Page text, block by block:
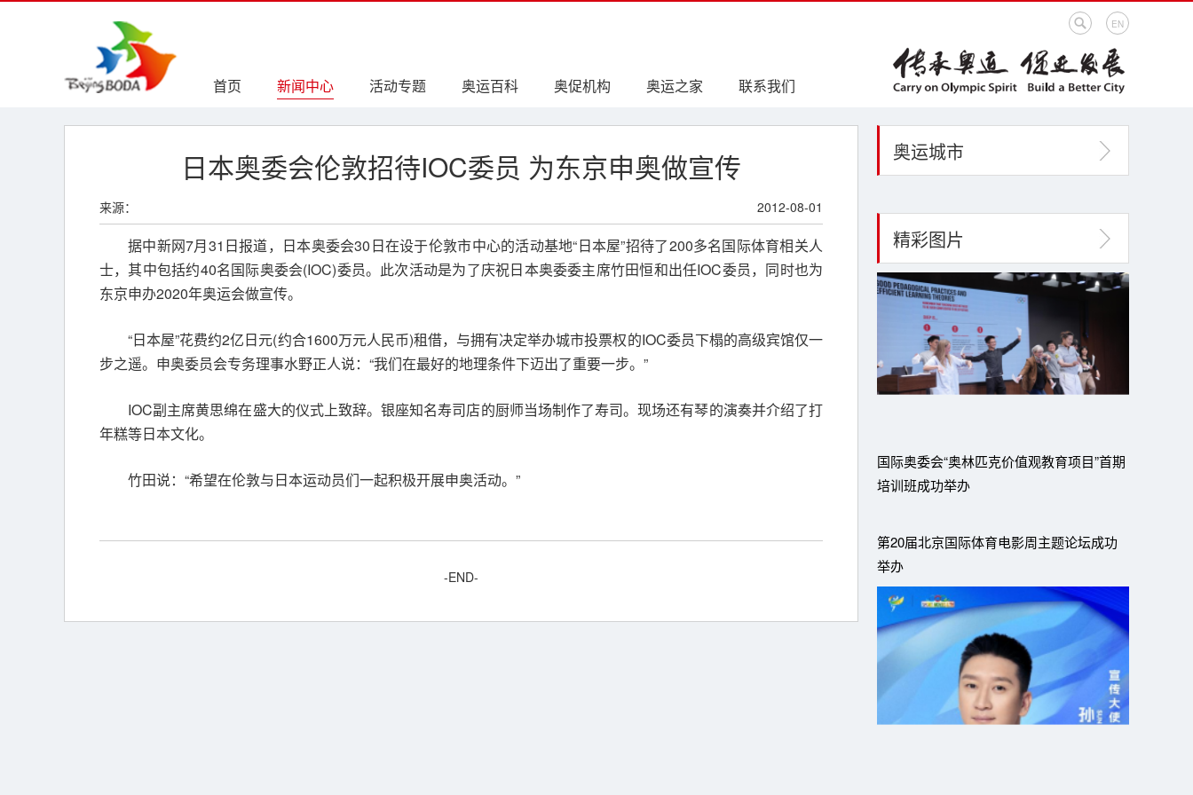
EN
首页 新闻中心 活动专题 奥运百科 奥促机构 奥运之家 联系我们
日本奥委会伦敦招待IOC委员 为东京申奥做宣传
来源： 2012-08-01
据中新网7月31日报道，日本奥委会30日在设于伦敦市中心的活动基地“日本屋”招待了200多名国际体育相关人
士，其中包括约40名国际奥委会(IOC)委员。此次活动是为了庆祝日本奥委委主席竹田恒和出任IOC委员，同时也为
东京申办2020年奥运会做宣传。
“日本屋”花费约2亿日元(约合1600万元人民币)租借，与拥有决定举办城市投票权的IOC委员下榻的高级宾馆仅一
步之遥。申奥委员会专务理事水野正人说：“我们在最好的地理条件下迈出了重要一步。”
IOC副主席黄思绵在盛大的仪式上致辞。银座知名寿司店的厨师当场制作了寿司。现场还有琴的演奏并介绍了打
年糕等日本文化。
竹田说：“希望在伦敦与日本运动员们一起积极开展申奥活动。”
-END-
奥运城市
精彩图片
国际奥委会“奥林匹克价值观教育项目”首期
培训班成功举办
第20届北京国际体育电影周主题论坛成功
举办